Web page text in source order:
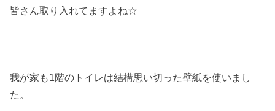
皆さん取り入れてますよね☆
我が家も1階のトイレは結構思い切った壁紙を使いまし
た。